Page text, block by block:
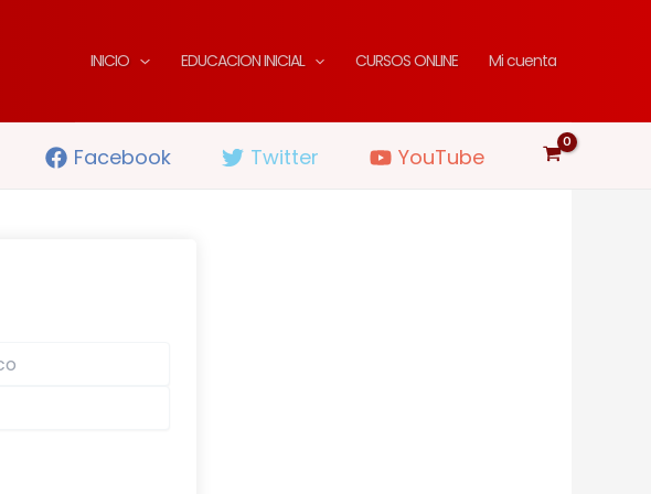
INICIO EDUCACION INICIAL CURSOS ONLINE Mi cuenta
Facebook Twitter YouTube